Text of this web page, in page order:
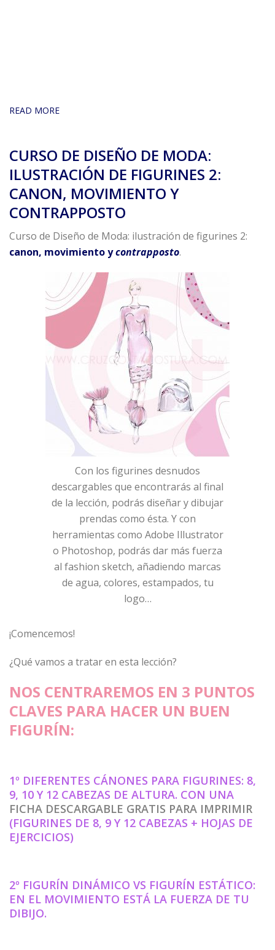
READ MORE
CURSO DE DISEÑO DE MODA:
ILUSTRACIÓN DE FIGURINES 2:
CANON, MOVIMIENTO Y
CONTRAPPOSTO
Curso de Diseño de Moda: ilustración de figurines 2:
canon, movimiento ycontrapposto.
Con los figurines desnudos
descargables que encontrarás al final
de la lección, podrás diseñar y dibujar
prendas como ésta. Y con
herramientas como Adobe Illustrator
o Photoshop, podrás dar más fuerza
al fashion sketch, añadiendo marcas
de agua, colores, estampados, tu
logo…
¡Comencemos!
¿Qué vamos a tratar en esta lección?
NOS CENTRAREMOS EN 3 PUNTOS
CLAVES PARA HACER UN BUEN
FIGURÍN:
1º DIFERENTES CÁNONES PARA FIGURINES: 8,
9, 10 Y 12 CABEZAS DE ALTURA. CON UNA
FICHA DESCARGABLE GRATIS PARA IMPRIMIR
(FIGURINES DE 8, 9 Y 12 CABEZAS + HOJAS DE
EJERCICIOS)
2º FIGURÍN DINÁMICO VS FIGURÍN ESTÁTICO:
EN EL MOVIMIENTO ESTÁ LA FUERZA DE TU
DIBIJO.